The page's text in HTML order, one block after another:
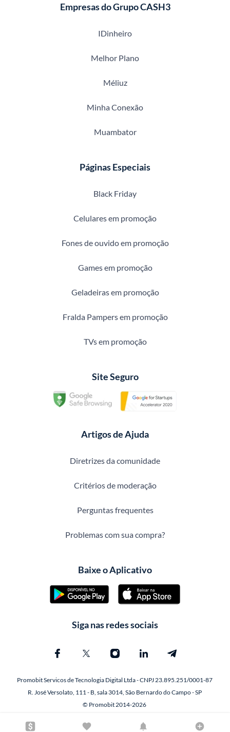
Empresas do Grupo CASH3
IDinheiro
Melhor Plano
Méliuz
Minha Conexão
Muambator
Páginas Especiais
Black Friday
Celulares em promoção
Fones de ouvido em promoção
Games em promoção
Geladeiras em promoção
Fralda Pampers em promoção
TVs em promoção
Site Seguro
Artigos de Ajuda
Diretrizes da comunidade
Critérios de moderação
Perguntas frequentes
Problemas com sua compra?
Baixe o Aplicativo
Siga nas redes sociais
Promobit Servicos de Tecnologia Digital Ltda - CNPJ 23.895.251/0001-87
R. José Versolato, 111 - B, sala 3014, São Bernardo do Campo - SP
© Promobit 2014-2026